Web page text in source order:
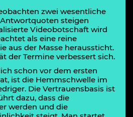
zwei wesentliche
Antwortquoten steigen
Videobotschaft wird
als eine reine
aus der Masse heraussticht.
der Termine verbessert sich.
schon vor dem ersten
ist die Hemmschwelle im
Die Vertrauensbasis ist
dazu, dass die
werden und die